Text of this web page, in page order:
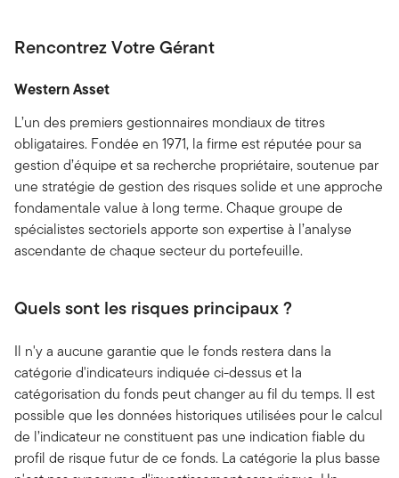
Rencontrez Votre Gérant
Western Asset
L’un des premiers gestionnaires mondiaux de titres
obligataires. Fondée en 1971, la firme est réputée pour sa
gestion d’équipe et sa recherche propriétaire, soutenue par
une stratégie de gestion des risques solide et une approche
fondamentale value à long terme. Chaque groupe de
spécialistes sectoriels apporte son expertise à l’analyse
ascendante de chaque secteur du portefeuille.
Quels sont les risques principaux ?
Il n'y a aucune garantie que le fonds restera dans la
catégorie d'indicateurs indiquée ci-dessus et la
catégorisation du fonds peut changer au fil du temps. Il est
possible que les données historiques utilisées pour le calcul
de l’indicateur ne constituent pas une indication fiable du
profil de risque futur de ce fonds. La catégorie la plus basse